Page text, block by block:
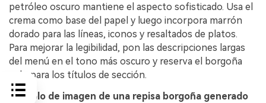
petróleo oscuro mantiene el aspecto sofisticado. Usa el
crema como base del papel y luego incorpora marrón
dorado para las líneas, iconos y resaltados de platos.
Para mejorar la legibilidad, pon las descripciones largas
del menú en el tono más oscuro y reserva el borgoña
solo para los títulos de sección.
Ejemplo de imagen de una repisa borgoña generado